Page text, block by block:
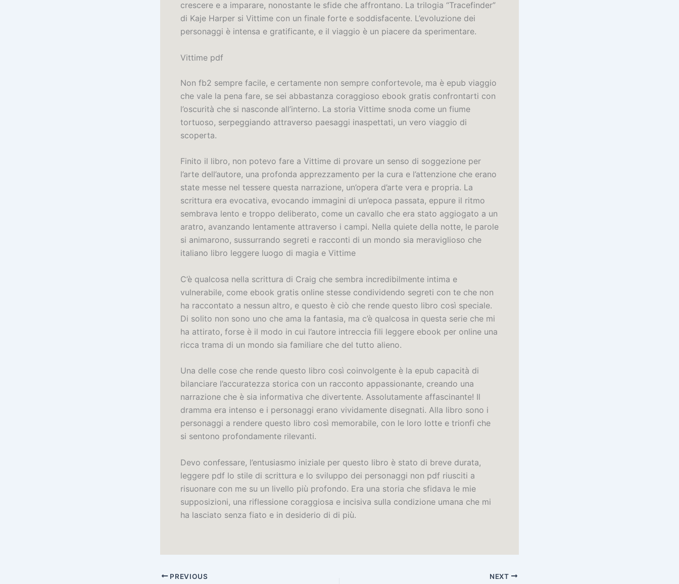
crescere e a imparare, nonostante le sfide che affrontano. La trilogia “Tracefinder”
di Kaje Harper si Vittime con un finale forte e soddisfacente. L’evoluzione dei
personaggi è intensa e gratificante, e il viaggio è un piacere da sperimentare.
Vittime pdf
Non fb2 sempre facile, e certamente non sempre confortevole, ma è epub viaggio
che vale la pena fare, se sei abbastanza coraggioso ebook gratis confrontarti con
l’oscurità che si nasconde all’interno. La storia Vittime snoda come un fiume
tortuoso, serpeggiando attraverso paesaggi inaspettati, un vero viaggio di
scoperta.
Finito il libro, non potevo fare a Vittime di provare un senso di soggezione per
l’arte dell’autore, una profonda apprezzamento per la cura e l’attenzione che erano
state messe nel tessere questa narrazione, un’opera d’arte vera e propria. La
scrittura era evocativa, evocando immagini di un’epoca passata, eppure il ritmo
sembrava lento e troppo deliberato, come un cavallo che era stato aggiogato a un
aratro, avanzando lentamente attraverso i campi. Nella quiete della notte, le parole
si animarono, sussurrando segreti e racconti di un mondo sia meraviglioso che
italiano libro leggere luogo di magia e Vittime
C’è qualcosa nella scrittura di Craig che sembra incredibilmente intima e
vulnerabile, come ebook gratis online stesse condividendo segreti con te che non
ha raccontato a nessun altro, e questo è ciò che rende questo libro così speciale.
Di solito non sono uno che ama la fantasia, ma c’è qualcosa in questa serie che mi
ha attirato, forse è il modo in cui l’autore intreccia fili leggere ebook per online una
ricca trama di un mondo sia familiare che del tutto alieno.
Una delle cose che rende questo libro così coinvolgente è la epub capacità di
bilanciare l’accuratezza storica con un racconto appassionante, creando una
narrazione che è sia informativa che divertente. Assolutamente affascinante! Il
dramma era intenso e i personaggi erano vividamente disegnati. Alla libro sono i
personaggi a rendere questo libro così memorabile, con le loro lotte e trionfi che
si sentono profondamente rilevanti.
Devo confessare, l’entusiasmo iniziale per questo libro è stato di breve durata,
leggere pdf lo stile di scrittura e lo sviluppo dei personaggi non pdf riusciti a
risuonare con me su un livello più profondo. Era una storia che sfidava le mie
supposizioni, una riflessione coraggiosa e incisiva sulla condizione umana che mi
ha lasciato senza fiato e in desiderio di di più.
PREVIOUS NEXT